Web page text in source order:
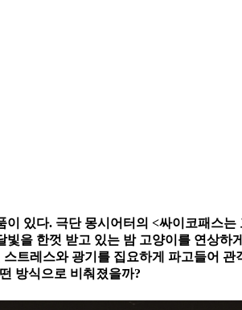
있다. 극단 몽시어터의 <싸이코패스
을 한껏 받고 있는 밤 고양이를 연상
트레스와 광기를 집요하게 파고들어
방식으로 비춰졌을까?